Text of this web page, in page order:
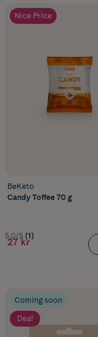
Nice Price
BeKeto
Candy Toffee 70 g
5.0/5 (1)
27 kr
Coming soon
Deal